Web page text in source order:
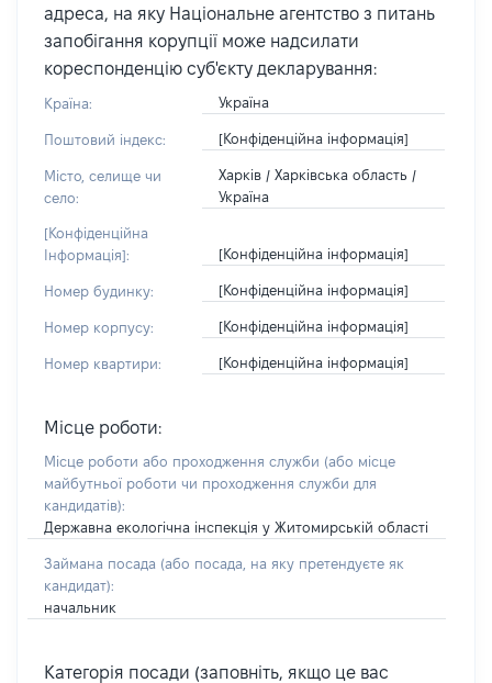
адреса, на яку Національне агентство з питань
запобігання корупції може надсилати
кореспонденцію суб'єкту декларування:
Країна: Україна
Поштовий індекс: [Конфіденційна інформація]
Місто, селище чи
село:
Харків / Харківська область /
Україна
[Конфіденційна
Інформація]:
[Конфіденційна інформація]
Номер будинку: [Конфіденційна інформація]
Номер корпусу: [Конфіденційна інформація]
Номер квартири: [Конфіденційна інформація]
Місце роботи:
Місце роботи або проходження служби (або місце
майбутньої роботи чи проходження служби для
кандидатів):
Державна екологічна інспекція у Житомирській області
Займана посада (або посада, на яку претендуєте як
кандидат):
начальник
Категорія посади (заповніть, якщо це вас